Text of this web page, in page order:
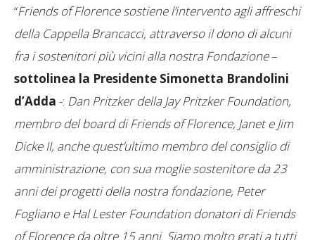
“Friends of Florence sostiene l’intervento agli affreschi
della Cappella Brancacci, attraverso il dono di alcuni
fra i sostenitori più vicini alla nostra Fondazione–
sottolinea la Presidente Simonetta Brandolini
d’Adda -: Dan Pritzker della Jay Pritzker Foundation,
membro del board di Friends of Florence, Janet e Jim
Dicke II, anche quest’ultimo membro del consiglio di
amministrazione, con sua moglie sostenitore da 23
anni dei progetti della nostra fondazione, Peter
Fogliano e Hal Lester Foundation donatori di Friends
of Florence da oltre 15 anni. Siamo molto grati a tutti